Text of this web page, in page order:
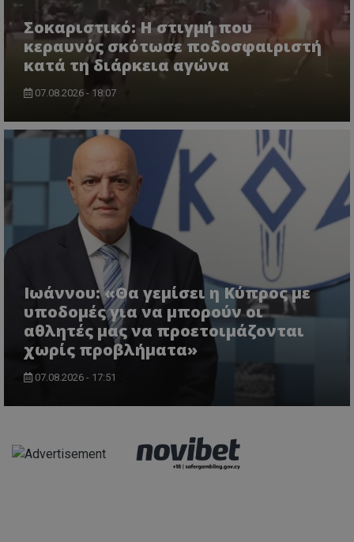
Σοκαριστικό: Η στιγμή που
κεραυνός σκότωσε ποδοσφαιριστή
κατά τη διάρκεια αγώνα
07.08.2026 - 18:07
Ιωάννου: «Θα γεμίσει η Κύπρος με
υποδομές για να μπορούν οι
αθλητές μας να προετοιμάζονται
χωρίς προβλήματα»
07.08.2026 - 17:51